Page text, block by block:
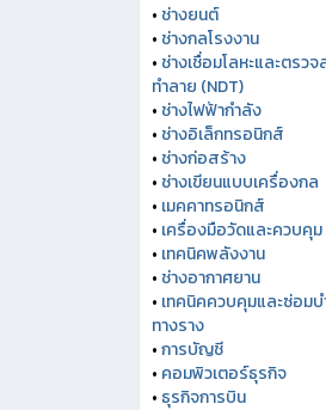
• ช่างยนต์
• ช่างกลโรงงาน
• ช่างเชื่อมโลหะและตรว
ทำลาย (NDT)
• ช่างไฟฟ้ากำลัง
• ช่างอิเล็กทรอนิกส์
• ช่างก่อสร้าง
• ช่างเขียนแบบเครื่องกล
• เมคคาทรอนิกส์
• เครื่องมือวัดและควบคุม
• เทคนิคพลังงาน
• ช่างอากาศยาน
• เทคนิคควบคุมและซ่อม
ทางราง
•การบัญชี
• คอมพิวเตอร์ธุรกิจ
• ธุรกิจการบิน